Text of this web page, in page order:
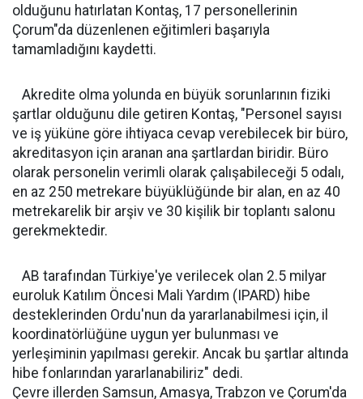
olduğunu hatırlatan Kontaş, 17 personellerinin
Çorum"da düzenlenen eğitimleri başarıyla
tamamladığını kaydetti.
Akredite olma yolunda en büyük sorunlarının fiziki
şartlar olduğunu dile getiren Kontaş, "Personel sayısı
ve iş yüküne göre ihtiyaca cevap verebilecek bir büro,
akreditasyon için aranan ana şartlardan biridir. Büro
olarak personelin verimli olarak çalışabileceği 5 odalı,
en az 250 metrekare büyüklüğünde bir alan, en az 40
metrekarelik bir arşiv ve 30 kişilik bir toplantı salonu
gerekmektedir.
AB tarafından Türkiye'ye verilecek olan 2.5 milyar
euroluk Katılım Öncesi Mali Yardım (IPARD) hibe
desteklerinden Ordu'nun da yararlanabilmesi için, il
koordinatörlüğüne uygun yer bulunması ve
yerleşiminin yapılması gerekir. Ancak bu şartlar altında
hibe fonlarından yararlanabiliriz" dedi.
Çevre illerden Samsun, Amasya, Trabzon ve Çorum'da